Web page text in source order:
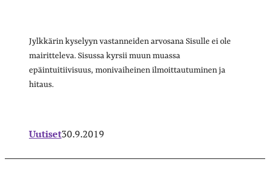
Jylkkärin kyselyyn vastanneiden arvosana Sisulle ei ole
mairitteleva. Sisussa kyrsii muun muassa
epäintuitiivisuus, monivaiheinen ilmoittautuminen ja
hitaus.
Uutiset30.9.2019